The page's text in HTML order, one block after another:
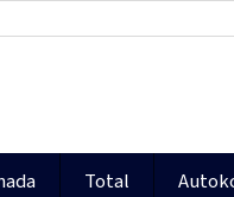
Total